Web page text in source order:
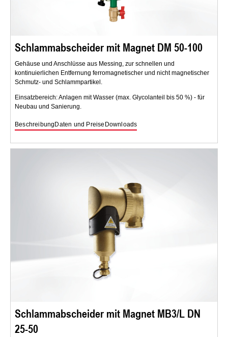
Schlammabscheider mit Magnet DM 50-100
Gehäuse und Anschlüsse aus Messing, zur schnellen und
kontinuierlichen Entfernung ferromagnetischer und nicht magnetischer
Schmutz- und Schlammpartikel.
Einsatzbereich: Anlagen mit Wasser (max. Glycolanteil bis 50 %) - für
Neubau und Sanierung.
BeschreibungDaten und Preise Downloads
Schlammabscheider mit Magnet MB3/L DN
25-50